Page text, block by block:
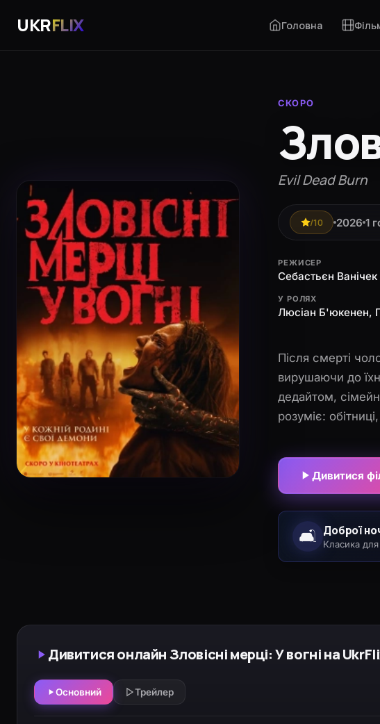
UKRFLIX Головна
СКОРО
Evil Dead Burn
/10 2026 1
РЕЖИСЕР
Себастьєн Ванічек
У РОЛЯХ
Люсіан Б'юкенен,
Після смерті
вирушаючи до
дедайтом,
розуміє:
Дивитися
🛋️ Доброї
Класика
Дивитися онлайн Зловісні мерці: У вогні на
Основний Трейлер